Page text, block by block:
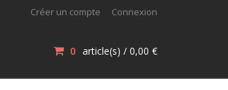
Créer un compte Connexion
0 article(s) / 0,00 €